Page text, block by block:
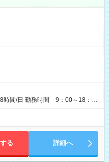
時間/日 勤務時間 9：00～18：
む週3日～OK、シフト制 ※もちろ
る 詳細へ